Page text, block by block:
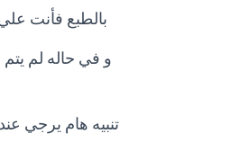
بالطبع فأنت